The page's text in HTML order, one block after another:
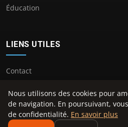
Éducation
LIENS UTILES
Contact
© 2026 Latitude Enfant.
Nous utilisons des cookies pour
de navigation. En poursuivant,
de confidentialité. En savoir plus